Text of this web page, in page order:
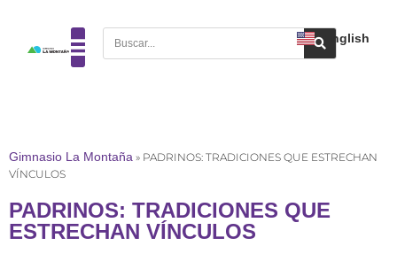
English
Gimnasio La Montaña » PADRINOS: TRADICIONES QUE ESTRECHAN
VÍNCULOS
PADRINOS: TRADICIONES QUE
ESTRECHAN VÍNCULOS